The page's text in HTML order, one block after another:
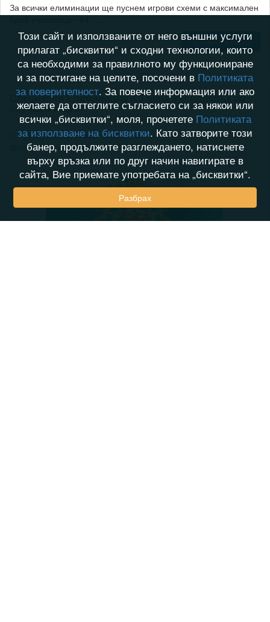
За всички елиминации ще пуснем игрови схеми с максимален
Прочети повече
Специални Елиминации и 5 дена VIP подарък по
случай 3 Март!
Публикувано на 03 март 2025 в 11:50
Категория: Новини
Този сайт и използваните от него външни услуги
прилагат „бисквитки“ и сходни технологии, които
са необходими за правилното му функциониране
и за постигане на целите, посочени в Политиката
за поверителност. За повече информация или ако
желаете да оттеглите съгласието си за някои или
всички „бисквитки“, моля, прочетете Политиката
за използване на бисквитки. Като затворите този
банер, продължите разглеждането, натиснете
върху връзка или по друг начин навигирате в
сайта, Вие приемате употребата на „бисквитки“.
Разбрах